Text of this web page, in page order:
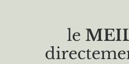
le